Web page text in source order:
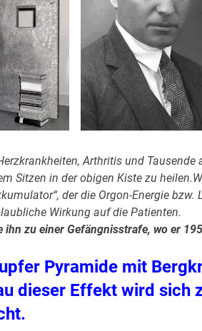
Arthritis und Tausende
Sitzen in der obigen Kiste zu
der die Orgon-Energie bzw.
Wirkung auf die Patienten.
zu einer Gefängnisstrafe, wo er
Pyramide mit
dieser Effekt wird sich